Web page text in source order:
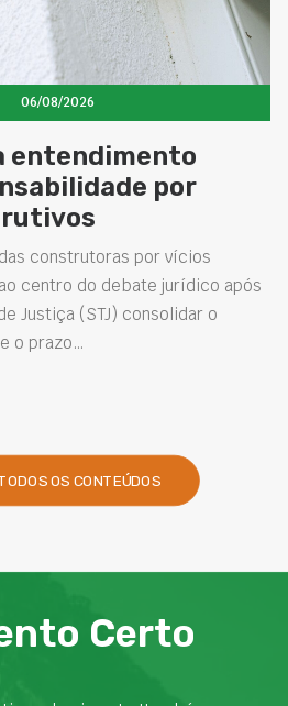
06/08/2026
entendimento
por
construtoras por vícios
centro do debate jurídico após
Justiça (STJ) consolidar o
o prazo…
OS CONTEÚDOS
Certo